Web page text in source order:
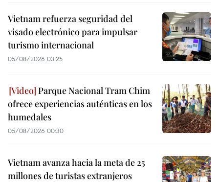
Vietnam refuerza seguridad del
visado electrónico para impulsar
turismo internacional
05/08/2026 03:25
Parque Nacional Tram Chim
ofrece experiencias auténticas en los
humedales
05/08/2026 00:30
Vietnam avanza hacia la meta de 25
millones de turistas extranjeros